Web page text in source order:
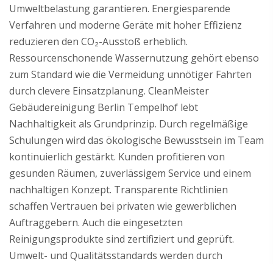
Umweltbelastung garantieren. Energiesparende
Verfahren und moderne Geräte mit hoher Effizienz
reduzieren den CO₂-Ausstoß erheblich.
Ressourcenschonende Wassernutzung gehört ebenso
zum Standard wie die Vermeidung unnötiger Fahrten
durch clevere Einsatzplanung. CleanMeister
Gebäudereinigung Berlin Tempelhof lebt
Nachhaltigkeit als Grundprinzip. Durch regelmäßige
Schulungen wird das ökologische Bewusstsein im Team
kontinuierlich gestärkt. Kunden profitieren von
gesunden Räumen, zuverlässigem Service und einem
nachhaltigen Konzept. Transparente Richtlinien
schaffen Vertrauen bei privaten wie gewerblichen
Auftraggebern. Auch die eingesetzten
Reinigungsprodukte sind zertifiziert und geprüft.
Umwelt- und Qualitätsstandards werden durch